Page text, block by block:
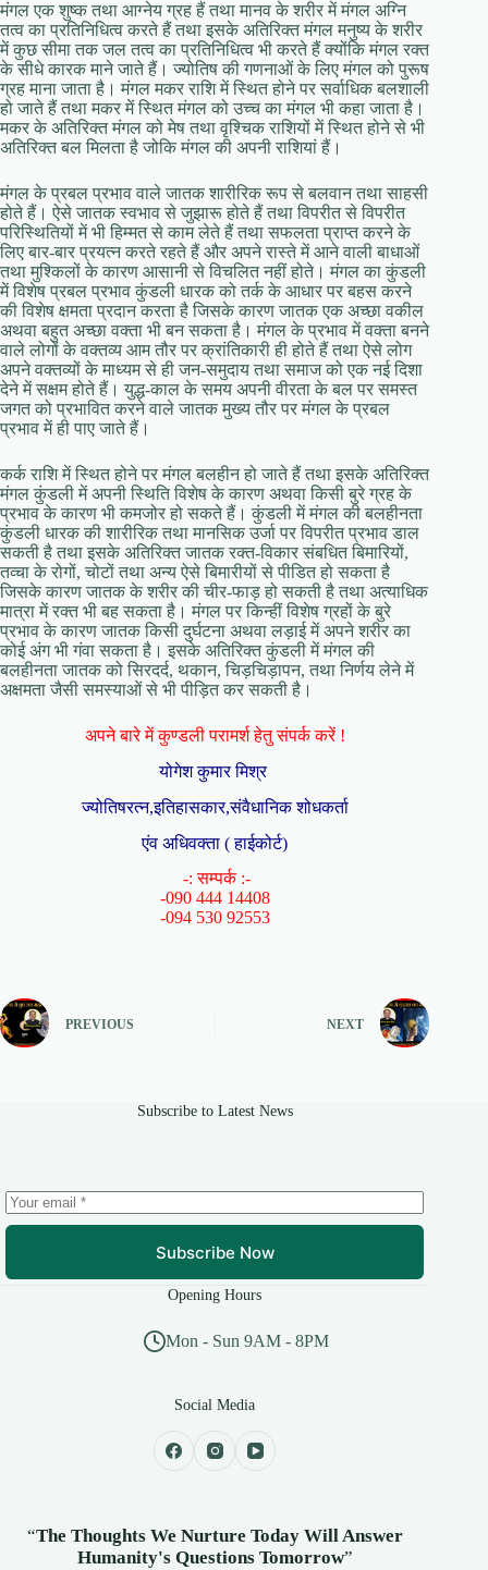
मंगल एक शुष्क तथा आग्नेय ग्रह हैं तथा मानव के शरीर में मंगल अग्नि
तत्व का प्रतिनिधित्व करते हैं तथा इसके अतिरिक्त मंगल मनुष्य के शरीर
में कुछ सीमा तक जल तत्व का प्रतिनिधित्व भी करते हैं क्योंकि मंगल रक्त
के सीधे कारक माने जाते हैं। ज्योतिष की गणनाओं के लिए मंगल को पुरूष
ग्रह माना जाता है। मंगल मकर राशि में स्थित होने पर सर्वाधिक बलशाली
हो जाते हैं तथा मकर में स्थित मंगल को उच्च का मंगल भी कहा जाता है।
मकर के अतिरिक्त मंगल को मेष तथा वृश्चिक राशियों में स्थित होने से भी
अतिरिक्त बल मिलता है जोकि मंगल की अपनी राशियां हैं।
मंगल के प्रबल प्रभाव वाले जातक शारीरिक रूप से बलवान तथा साहसी
होते हैं। ऐसे जातक स्वभाव से जुझारू होते हैं तथा विपरीत से विपरीत
परिस्थितियों में भी हिम्मत से काम लेते हैं तथा सफलता प्राप्त करने के
लिए बार-बार प्रयत्न करते रहते हैं और अपने रास्ते में आने वाली बाधाओं
तथा मुश्किलों के कारण आसानी से विचलित नहीं होते। मंगल का कुंडली
में विशेष प्रबल प्रभाव कुंडली धारक को तर्क के आधार पर बहस करने
की विशेष क्षमता प्रदान करता है जिसके कारण जातक एक अच्छा वकील
अथवा बहुत अच्छा वक्ता भी बन सकता है। मंगल के प्रभाव में वक्ता बनने
वाले लोगों के वक्तव्य आम तौर पर क्रांतिकारी ही होते हैं तथा ऐसे लोग
अपने वक्तव्यों के माध्यम से ही जन-समुदाय तथा समाज को एक नई दिशा
देने में सक्षम होते हैं। युद्ध-काल के समय अपनी वीरता के बल पर समस्त
जगत को प्रभावित करने वाले जातक मुख्य तौर पर मंगल के प्रबल
प्रभाव में ही पाए जाते हैं।
कर्क राशि में स्थित होने पर मंगल बलहीन हो जाते हैं तथा इसके अतिरिक्त
मंगल कुंडली में अपनी स्थिति विशेष के कारण अथवा किसी बुरे ग्रह के
प्रभाव के कारण भी कमजोर हो सकते हैं। कुंडली में मंगल की बलहीनता
कुंडली धारक की शारीरिक तथा मानसिक उर्जा पर विपरीत प्रभाव डाल
सकती है तथा इसके अतिरिक्त जातक रक्त-विकार संबधित बिमारियों,
तव्चा के रोगों, चोटों तथा अन्य ऐसे बिमारीयों से पीडित हो सकता है
जिसके कारण जातक के शरीर की चीर-फाड़ हो सकती है तथा अत्याधिक
मात्रा में रक्त भी बह सकता है। मंगल पर किन्हीं विशेष ग्रहों के बुरे
प्रभाव के कारण जातक किसी दुर्घटना अथवा लड़ाई में अपने शरीर का
कोई अंग भी गंवा सकता है। इसके अतिरिक्त कुंडली में मंगल की
बलहीनता जातक को सिरदर्द, थकान, चिड़चिड़ापन, तथा निर्णय लेने में
अक्षमता जैसी समस्याओं से भी पीड़ित कर सकती है।
अपने बारे में कुण्डली परामर्श हेतु संपर्क करें !
योगेश कुमार मिश्र
ज्योतिषरत्न,इतिहासकार,संवैधानिक शोधकर्ता
एंव अधिवक्ता ( हाईकोर्ट)
-: सम्पर्क :-
-090 444 14408
-094 530 92553
PREVIOUS NEXT
Subscribe to Latest News
Subscribe Now
Opening Hours
Mon - Sun 9AM - 8PM
Social Media
“The Thoughts We Nurture Today Will Answer
Humanity's Questions Tomorrow”